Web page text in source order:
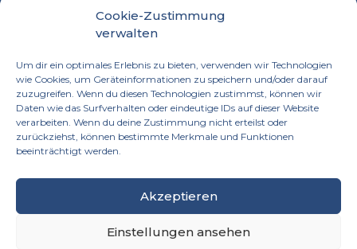
Cookie-Zustimmung
verwalten
Um dir ein optimales Erlebnis zu bieten, verwenden wir Technologien
wie Cookies, um Geräteinformationen zu speichern und/oder darauf
zuzugreifen. Wenn du diesen Technologien zustimmst, können wir
Daten wie das Surfverhalten oder eindeutige IDs auf dieser Website
verarbeiten. Wenn du deine Zustimmung nicht erteilst oder
zurückziehst, können bestimmte Merkmale und Funktionen
beeinträchtigt werden.
Akzeptieren
Einstellungen ansehen
Musikerziehung Naturwissenschaften
Russisch Spanisch Sprachen
Textiles Werken